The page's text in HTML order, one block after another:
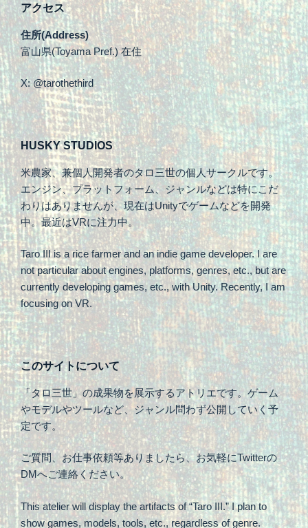
アクセス
住所(Address)
富山県(Toyama Pref.) 在住
X: @tarothethird
HUSKY STUDIOS
米農家、兼個人開発者のタロ三世の個人サークルです。
エンジン、プラットフォーム、ジャンルなどは特にこだ
わりはありませんが、現在はUnityでゲームなどを開発
中。最近はVRに注力中。
Taro III is a rice farmer and an indie game developer. I are
not particular about engines, platforms, genres, etc., but are
currently developing games, etc., with Unity. Recently, I am
focusing on VR.
このサイトについて
「タロ三世」の成果物を展示するアトリエです。ゲーム
やモデルやツールなど、ジャンル問わず公開していく予
定です。
ご質問、お仕事依頼等ありましたら、お気軽にTwitterの
DMへご連絡ください。
This atelier will display the artifacts of “Taro III.” I plan to
show games, models, tools, etc., regardless of genre.